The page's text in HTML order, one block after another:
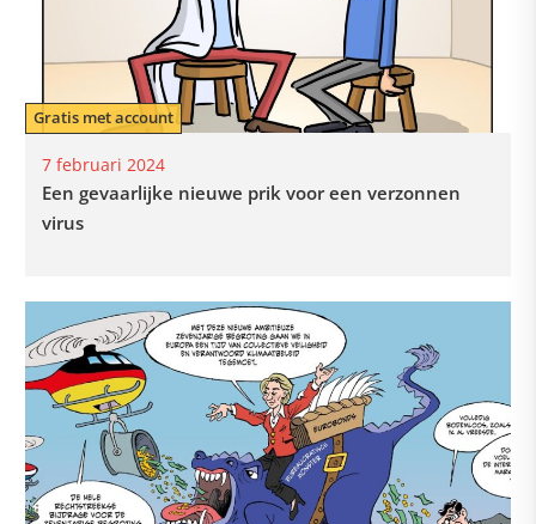
7 februari 2024
Gratis met account
Een gevaarlijke nieuwe prik voor een verzonnen
virus